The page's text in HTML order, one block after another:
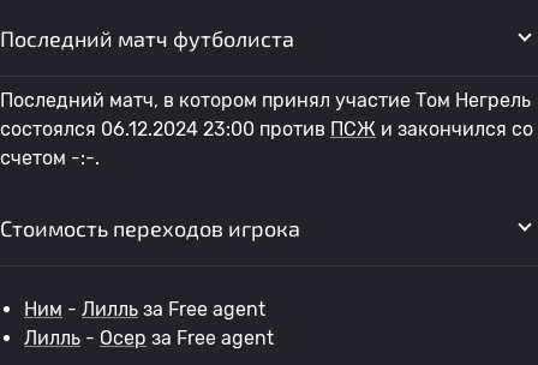
Последний матч футболиста
Последний матч, в котором принял участие Том Негрель
состоялся 06.12.2024 23:00 против ПСЖ и закончился со
счетом -:-.
Стоимость переходов игрока
Ним - Лилль за Free agent
Лилль - Осер за Free agent